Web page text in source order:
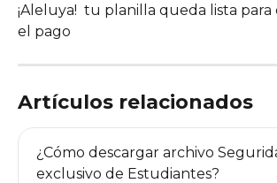
¡Aleluya!  tu planilla queda lista
el pago
Artículos relacionados
¿Cómo descargar archivo
exclusivo de Estudiantes?